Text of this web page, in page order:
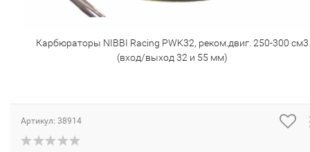
Карбюраторы NIBBI Racing PWK32, реком.двиг. 250-300 см3
(вход/выход 32 и 55 мм)
Артикул: 38914